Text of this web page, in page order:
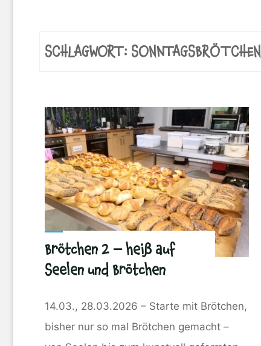
SCHLAGWORT: SONNTAGSBRÖTCHEN
Brötchen 2 – heiß auf
Seelen und Brötchen
14.03., 28.03.2026 – Starte mit Brötchen,
bisher nur so mal Brötchen gemacht –